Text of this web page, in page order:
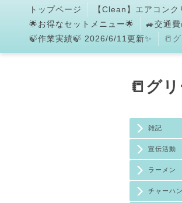
トップページ 【Clean】エアコン
🌟お得なセットメニュー🌟
🚙交通
🍃作業実績🍃 2026/6/11更新✨
📒
雑記
宣伝活動
ラーメン
チャーハン
📒グ